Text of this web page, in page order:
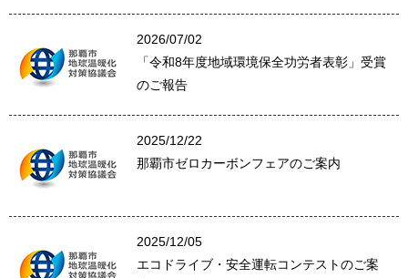
2026/07/02
「令和8年度地域環境保全功労者表彰」受賞
のご報告
2025/12/22
那覇市ゼロカーボンフェアのご案内
2025/12/05
エコドライブ・安全運転コンテストのご案